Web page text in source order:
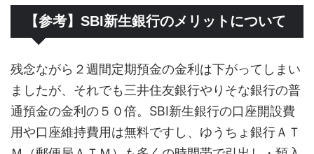
【参考】SBI新生銀行のメリットについて
残念ながら２週間定期預金の金利は下がってしまい
ましたが、それでも三井住友銀行やりそな銀行の普
通預金の金利の５０倍。SBI新生銀行の口座開設費
用や口座維持費用は無料ですし、ゆうちょ銀行ＡＴ